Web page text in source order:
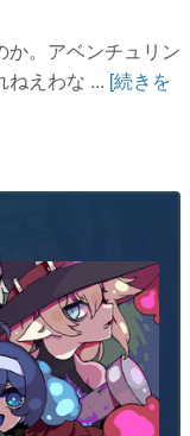
か。アベンチュリン
ねえわな ... [続きを